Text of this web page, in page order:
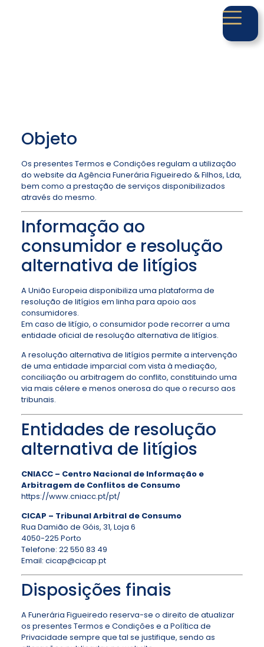
Objeto
Os presentes Termos e Condições regulam a utilização
do website da Agência Funerária Figueiredo & Filhos, Lda,
bem como a prestação de serviços disponibilizados
através do mesmo.
Informação ao
consumidor e resolução
alternativa de litígios
A União Europeia disponibiliza uma plataforma de
resolução de litígios em linha para apoio aos
consumidores.
Em caso de litígio, o consumidor pode recorrer a uma
entidade oficial de resolução alternativa de litígios.
A resolução alternativa de litígios permite a intervenção
de uma entidade imparcial com vista à mediação,
conciliação ou arbitragem do conflito, constituindo uma
via mais célere e menos onerosa do que o recurso aos
tribunais.
Entidades de resolução
alternativa de litígios
CNIACC – Centro Nacional de Informação e
Arbitragem de Conflitos de Consumo
https://www.cniacc.pt/pt/
CICAP – Tribunal Arbitral de Consumo
Rua Damião de Góis, 31, Loja 6
4050-225 Porto
Telefone: 22 550 83 49
Email: cicap@cicap.pt
Disposições finais
A Funerária Figueiredo reserva-se o direito de atualizar
os presentes Termos e Condições e a Política de
Privacidade sempre que tal se justifique, sendo as